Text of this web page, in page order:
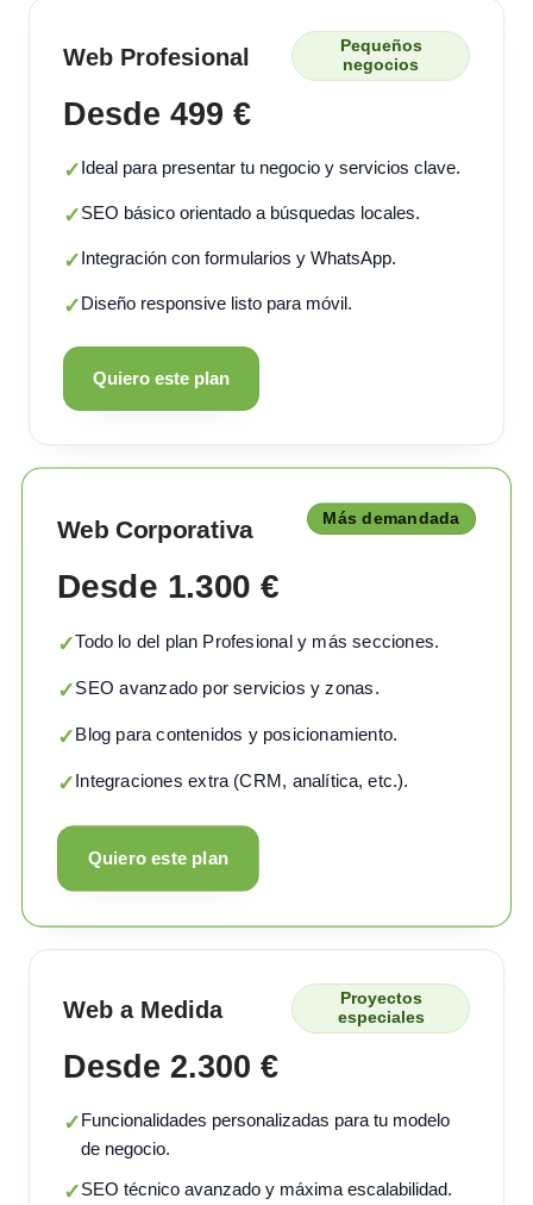
Web Profesional
Pequeños
negocios
Desde 499 €
✓Ideal para presentar tu negocio y servicios clave.
✓SEO básico orientado a búsquedas locales.
✓Integración con formularios y WhatsApp.
✓Diseño responsive listo para móvil.
Quiero este plan
Web Corporativa Más demandada
Desde 1.300 €
✓Todo lo del plan Profesional y más secciones.
✓SEO avanzado por servicios y zonas.
✓Blog para contenidos y posicionamiento.
✓Integraciones extra (CRM, analítica, etc.).
Quiero este plan
Web a Medida
Proyectos
especiales
Desde 2.300 €
✓Funcionalidades personalizadas para tu modelo
de negocio.
✓SEO técnico avanzado y máxima escalabilidad.